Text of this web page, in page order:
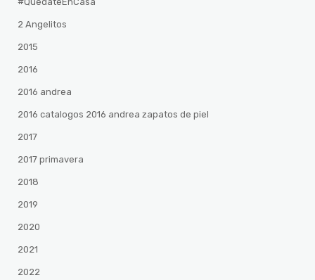
2 Angelitos
2015
2016
2016 andrea
2016 catalogos 2016 andrea zapatos de piel
2017
2017 primavera
2018
2019
2020
2021
2022